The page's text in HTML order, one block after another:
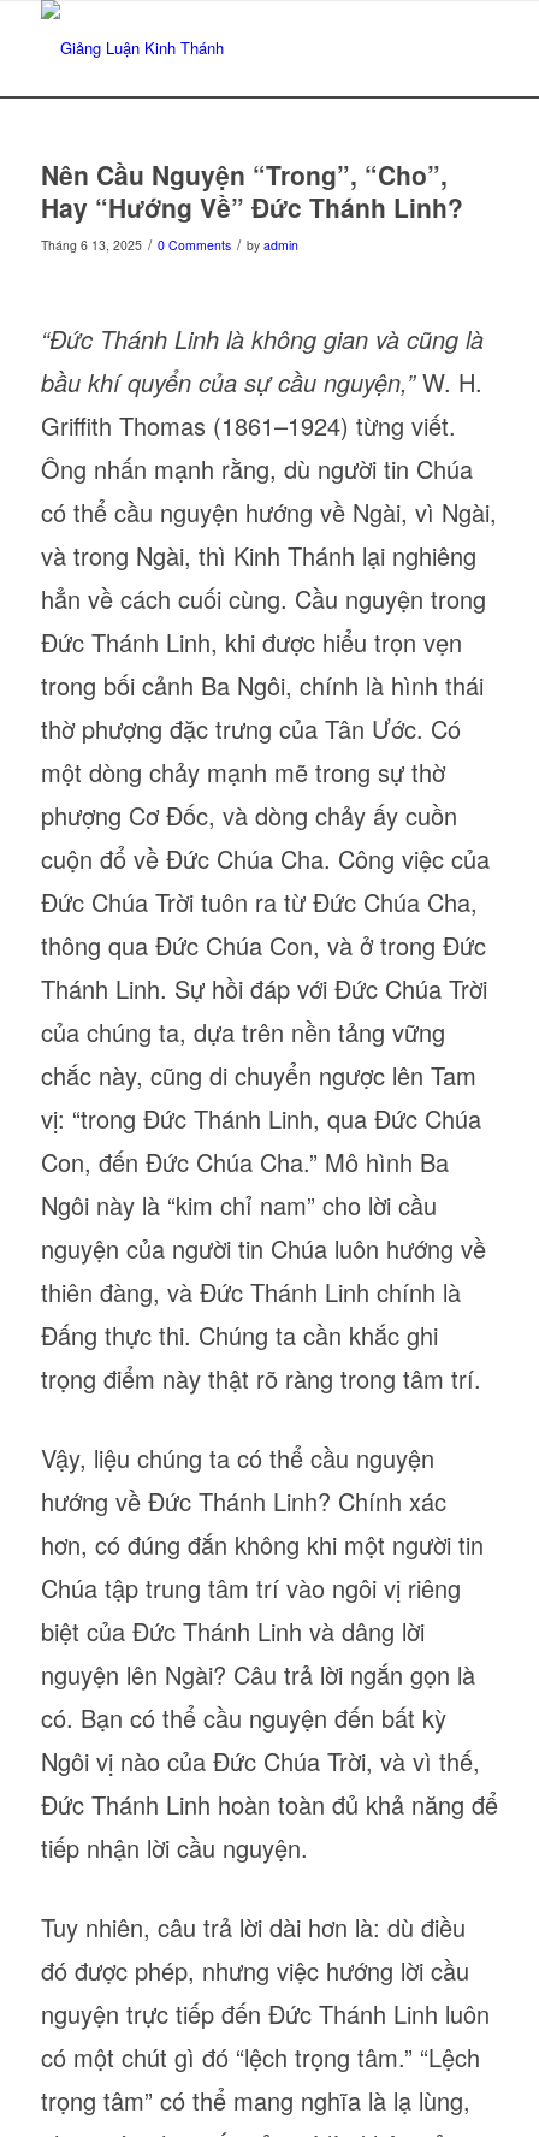
Nên Cầu Nguyện “Trong”, “Cho”,
Hay “Hướng Về” Đức Thánh Linh?
Tháng 6 13, 2025 / 0 Comments / by admin
“Đức Thánh Linh là không gian và cũng là
bầu khí quyển của sự cầu nguyện,”W. H.
Griffith Thomas (1861–1924) từng viết.
Ông nhấn mạnh rằng, dù người tin Chúa
có thể cầu nguyện hướng về Ngài, vì Ngài,
và trong Ngài, thì Kinh Thánh lại nghiêng
hẳn về cách cuối cùng. Cầu nguyện trong
Đức Thánh Linh, khi được hiểu trọn vẹn
trong bối cảnh Ba Ngôi, chính là hình thái
thờ phượng đặc trưng của Tân Ước. Có
một dòng chảy mạnh mẽ trong sự thờ
phượng Cơ Đốc, và dòng chảy ấy cuồn
cuộn đổ về Đức Chúa Cha. Công việc của
Đức Chúa Trời tuôn ra từ Đức Chúa Cha,
thông qua Đức Chúa Con, và ở trong Đức
Thánh Linh. Sự hồi đáp với Đức Chúa Trời
của chúng ta, dựa trên nền tảng vững
chắc này, cũng di chuyển ngược lên Tam
vị: “trong Đức Thánh Linh, qua Đức Chúa
Con, đến Đức Chúa Cha.” Mô hình Ba
Ngôi này là “kim chỉ nam” cho lời cầu
nguyện của người tin Chúa luôn hướng về
thiên đàng, và Đức Thánh Linh chính là
Đấng thực thi. Chúng ta cần khắc ghi
trọng điểm này thật rõ ràng trong tâm trí.
Vậy, liệu chúng ta có thể cầu nguyện
hướng về Đức Thánh Linh? Chính xác
hơn, có đúng đắn không khi một người tin
Chúa tập trung tâm trí vào ngôi vị riêng
biệt của Đức Thánh Linh và dâng lời
nguyện lên Ngài? Câu trả lời ngắn gọn là
có. Bạn có thể cầu nguyện đến bất kỳ
Ngôi vị nào của Đức Chúa Trời, và vì thế,
Đức Thánh Linh hoàn toàn đủ khả năng để
tiếp nhận lời cầu nguyện.
Tuy nhiên, câu trả lời dài hơn là: dù điều
đó được phép, nhưng việc hướng lời cầu
nguyện trực tiếp đến Đức Thánh Linh luôn
có một chút gì đó “lệch trọng tâm.” “Lệch
trọng tâm” có thể mang nghĩa là lạ lùng,